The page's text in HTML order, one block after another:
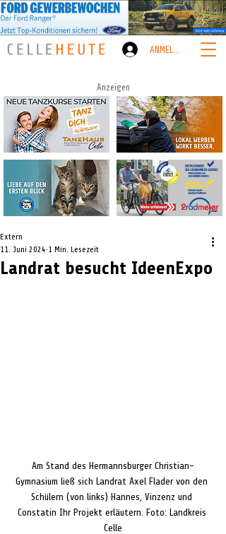
ANMELDEN
Anzeigen
Landrat besucht IdeenExpo
Extern
11. Juni 2024 1 Min. Lesezeit
Am Stand des Hermannsburger Christian-
Gymnasium ließ sich Landrat Axel Flader von den
Schülern (von links) Hannes, Vinzenz und
Constatin Ihr Projekt erläutern. Foto: Landkreis
Celle